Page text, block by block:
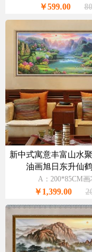
￥599.00
新中式寓意丰富山水
油画旭日东升仙
A：200*85CM画
￥1,399.00